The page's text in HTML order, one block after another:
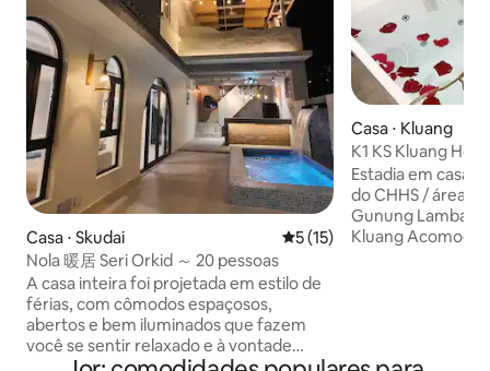
Casa ⋅ Skudai 5 de uma avaliação média
5 (15)
Nola 暖居 Seri Orkid ～ 20 pessoas
A casa inteira foi projetada em estilo de
férias, com cômodos espaçosos,
abertos e bem iluminados que fazem
você se sentir relaxado e à vontade
assim que entra.O interior está
Casa ⋅ Kluang
K1 KS Kluang
#jacuzzi#kingkoil
Estadia em casa de
do CHHS / área
Gunung Lambak,
Kluang Acomodação: Quarto principal 4
lavar, secadora,